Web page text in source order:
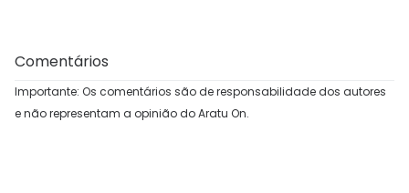
Comentários
Importante: Os comentários são de responsabilidade dos autores
e não representam a opinião do Aratu On.